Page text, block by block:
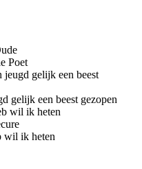
Poet
gelijk een beest
gelijk een beest gezopen
wil ik heten
wil ik heten